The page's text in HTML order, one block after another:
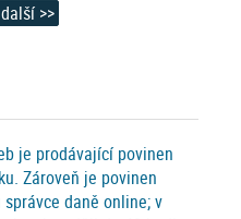
další >>
je prodávající povinen
Zároveň je povinen
daně online; v